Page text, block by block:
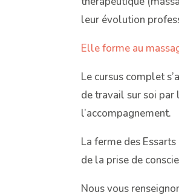
leur évolution
Elle forme au
Le cursus complet
de travail sur soi
l’accompagnement.
La ferme des
de la prise de
Nous vous